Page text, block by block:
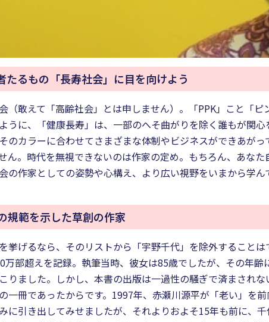
たるもの「長寿社会」に目を向けよう
（敢えて「高齢社会」とは申しません）。「PPK」こと「
うに、「健康長寿」は、一部のへそ曲がりを除く誰もが関
のカラーに合わせてさまざまな体制やビジネスができあが
ん。時代を無視できないのは作家の定め。もちろん、あな
の作家としての姿勢や心構え、より広い視野をいまから学ん
規範を示した草創の作家
挙げるなら、そのリストから「宇野千代」を除外すること
万部超えを記録。執筆当時、彼女は85歳でしたが、その年齢
りました。しかし、本書の出版は一過性の騒ぎで済まされ
一冊であったからです。1997年、赤瀬川源平が「老い」を
に引き出してみせましたが、それよりおよそ15年も前に、